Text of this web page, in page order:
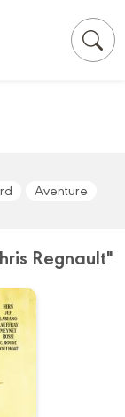
Aventure
Regnault"